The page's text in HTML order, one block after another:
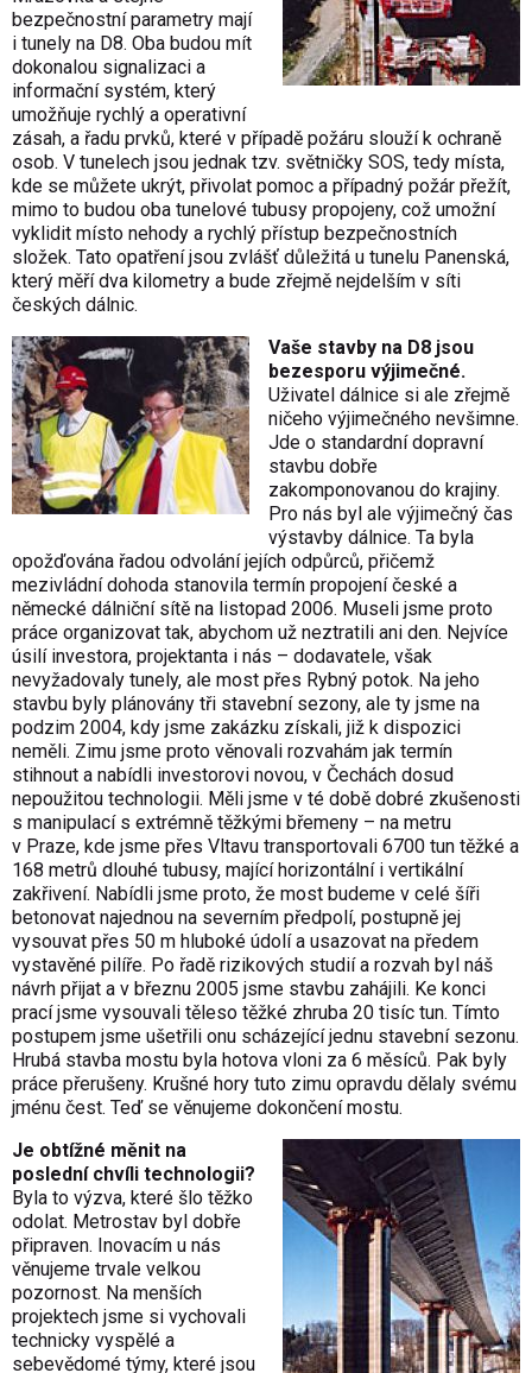
bezpečnostní parametry mají
i tunely na D8. Oba budou mít
dokonalou signalizaci a
informační systém, který
umožňuje rychlý a operativní
zásah, a řadu prvků, které v případě požáru slouží k ochraně
osob. V tunelech jsou jednak tzv. světničky SOS, tedy místa,
kde se můžete ukrýt, přivolat pomoc a případný požár přežít,
mimo to budou oba tunelové tubusy propojeny, což umožní
vyklidit místo nehody a rychlý přístup bezpečnostních
složek. Tato opatření jsou zvlášť důležitá u tunelu Panenská,
který měří dva kilometry a bude zřejmě nejdelším v síti
českých dálnic.
Vaše stavby na D8 jsou
bezesporu výjimečné.
Uživatel dálnice si ale zřejmě
ničeho výjimečného nevšimne.
Jde o standardní dopravní
stavbu dobře
zakomponovanou do krajiny.
Pro nás byl ale výjimečný čas
výstavby dálnice. Ta byla
opožďována řadou odvolání jejích odpůrců, přičemž
mezivládní dohoda stanovila termín propojení české a
německé dálniční sítě na listopad 2006. Museli jsme proto
práce organizovat tak, abychom už neztratili ani den. Nejvíce
úsilí investora, projektanta i nás – dodavatele, však
nevyžadovaly tunely, ale most přes Rybný potok. Na jeho
stavbu byly plánovány tři stavební sezony, ale ty jsme na
podzim 2004, kdy jsme zakázku získali, již k dispozici
neměli. Zimu jsme proto věnovali rozvahám jak termín
stihnout a nabídli investorovi novou, v Čechách dosud
nepoužitou technologii. Měli jsme v té době dobré zkušenosti
s manipulací s extrémně těžkými břemeny – na metru
v Praze, kde jsme přes Vltavu transportovali 6700 tun těžké a
168 metrů dlouhé tubusy, mající horizontální i vertikální
zakřivení. Nabídli jsme proto, že most budeme v celé šíři
betonovat najednou na severním předpolí, postupně jej
vysouvat přes 50 m hluboké údolí a usazovat na předem
vystavěné pilíře. Po řadě rizikových studií a rozvah byl náš
návrh přijat a v březnu 2005 jsme stavbu zahájili. Ke konci
prací jsme vysouvali těleso těžké zhruba 20 tisíc tun. Tímto
postupem jsme ušetřili onu scházející jednu stavební sezonu.
Hrubá stavba mostu byla hotova vloni za 6 měsíců. Pak byly
práce přerušeny. Krušné hory tuto zimu opravdu dělaly svému
jménu čest. Teď se věnujeme dokončení mostu.
Je obtížné měnit na
poslední chvíli technologii?
Byla to výzva, které šlo těžko
odolat. Metrostav byl dobře
připraven. Inovacím u nás
věnujeme trvale velkou
pozornost. Na menších
projektech jsme si vychovali
technicky vyspělé a
sebevědomé týmy, které jsou